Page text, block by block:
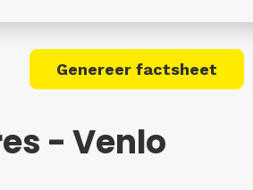
Genereer factsheet
- Venlo